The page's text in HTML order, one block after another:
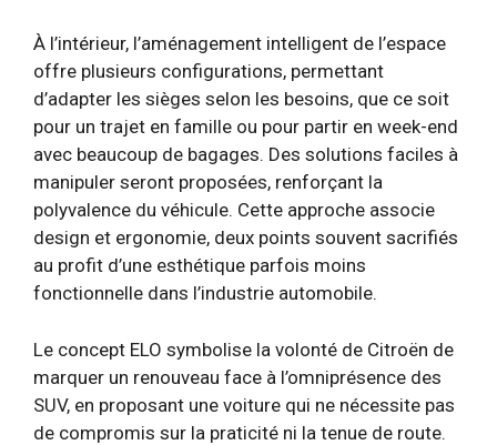
À l’intérieur, l’aménagement intelligent de l’espace
offre plusieurs configurations, permettant
d’adapter les sièges selon les besoins, que ce soit
pour un trajet en famille ou pour partir en week-end
avec beaucoup de bagages. Des solutions faciles à
manipuler seront proposées, renforçant la
polyvalence du véhicule. Cette approche associe
design et ergonomie, deux points souvent sacrifiés
au profit d’une esthétique parfois moins
fonctionnelle dans l’industrie automobile.
Le concept ELO symbolise la volonté de Citroën de
marquer un renouveau face à l’omniprésence des
SUV, en proposant une voiture qui ne nécessite pas
de compromis sur la praticité ni la tenue de route.